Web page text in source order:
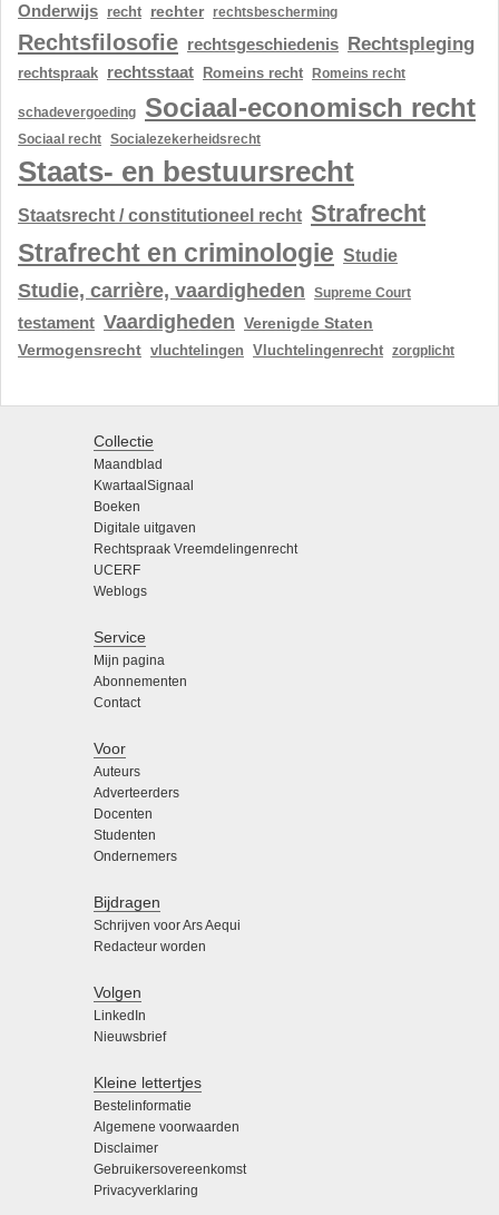
Onderwijs recht rechter rechtsbescherming
Rechtsfilosofie rechtsgeschiedenis Rechtspleging
rechtspraak rechtsstaat Romeins recht Romeins recht
schadevergoeding Sociaal-economisch recht
Sociaal recht Socialezekerheidsrecht
Staats- en bestuursrecht
Staatsrecht / constitutioneel recht Strafrecht
Strafrecht en criminologie Studie
Studie, carrière, vaardigheden Supreme Court
testament Vaardigheden Verenigde Staten
Vermogensrecht vluchtelingen Vluchtelingenrecht zorgplicht
Collectie
Maandblad
KwartaalSignaal
Boeken
Digitale uitgaven
Rechtspraak Vreemdelingenrecht
UCERF
Weblogs
Service
Mijn pagina
Abonnementen
Contact
Voor
Auteurs
Adverteerders
Docenten
Studenten
Ondernemers
Bijdragen
Schrijven voor Ars Aequi
Redacteur worden
Volgen
LinkedIn
Nieuwsbrief
Kleine lettertjes
Bestelinformatie
Algemene voorwaarden
Disclaimer
Gebruikersovereenkomst
Privacyverklaring